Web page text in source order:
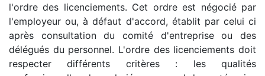
l'ordre des licenciements. Cet ordre est négocié par
l'employeur ou, à défaut d'accord, établit par celui ci
après consultation du comité d'entreprise ou des
délégués du personnel. L'ordre des licenciements doit
respecter différents critères : les qualités